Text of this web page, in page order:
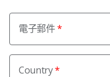
電子郵件
Country